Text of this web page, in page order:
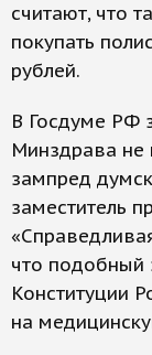
считают, что
покупать
рублей.
В Госдуме РФ
Минздрава не
зампред
заместитель
что подобный
Конституции
на